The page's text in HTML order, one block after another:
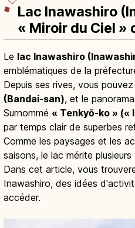
Lac Inawashiro
« Miroir du Ciel »
Le lac Inawashiro
emblématiques de la
Depuis ses rives, vous
(Bandai-san), et le
Surnommé « Tenkyō-ko » («
par temps clair de superbes
Comme les paysages et les
saisons, le lac mérite plusieurs
Dans cet article, vous
Inawashiro, des idées
accéder.